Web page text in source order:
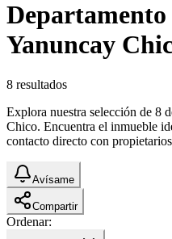
Departamento
Yanuncay
8 resultados
Explora nuestra selección de 8
Chico. Encuentra el inmueble
contacto directo con
Avísame
Compartir
Ordenar: